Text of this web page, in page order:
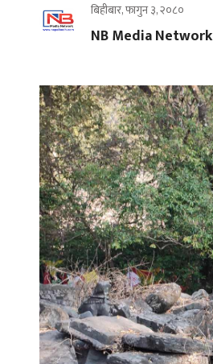
बिहीबार, फागुन ३, २०८०
NB Media Network